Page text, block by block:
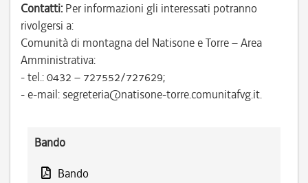
Contatti: Per informazioni gli interessati potranno
rivolgersi a:
Comunità di montagna del Natisone e Torre – Area
Amministrativa:
- tel.: 0432 – 727552/727629;
- e-mail: segreteria@natisone-torre.comunitafvg.it.
Bando
Bando